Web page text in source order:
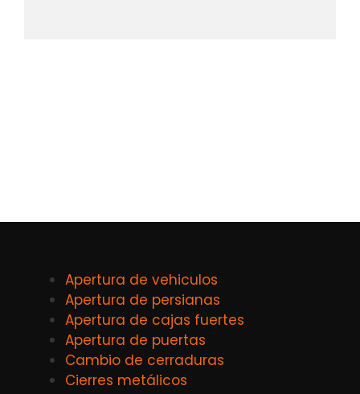
Apertura de vehiculos
Apertura de persianas
Apertura de cajas fuertes
Apertura de puertas
Cambio de cerraduras
Cierres metálicos